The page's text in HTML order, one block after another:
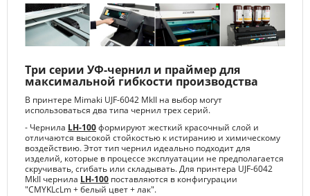
Три серии УФ-чернил и праймер для
максимальной гибкости производства
В принтере Mimaki UJF-6042 MkII на выбор могут
использоваться два типа чернил трех серий.
- Чернила LH-100формируют жесткий красочный слой и
отличаются высокой стойкостью к истиранию и химическому
воздействию. Этот тип чернил идеально подходит для
изделий, которые в процессе эксплуатации не предполагается
скручивать, сгибать или складывать. Для принтера UJF-6042
MkII чернила LH-100 поставляются в конфигурации
"CMYKLcLm + белый цвет + лак".